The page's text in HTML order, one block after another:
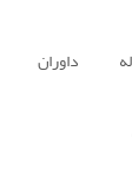
داوران